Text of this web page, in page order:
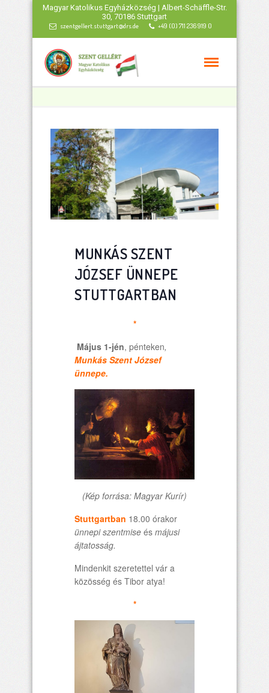
Magyar Katolikus Egyházközség | Albert-Schäffle-Str.
30, 70186 Stuttgart
szentgellert.stuttgart@drs.de +49 (0) 711 236 919 0
MUNKÁS SZENT
JÓZSEF ÜNNEPE
STUTTGARTBAN
*
Május 1-jén, pénteken,
Munkás Szent József
ünnepe.
(Kép forrása: Magyar Kurír)
Stuttgartban 18.00 órakor
ünnepi szentmise és májusi
ájtatosság.
Mindenkit szeretettel vár a
közösség és Tibor atya!
*